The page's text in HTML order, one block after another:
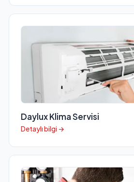
Daylux Klima Servisi
Detaylı bilgi →